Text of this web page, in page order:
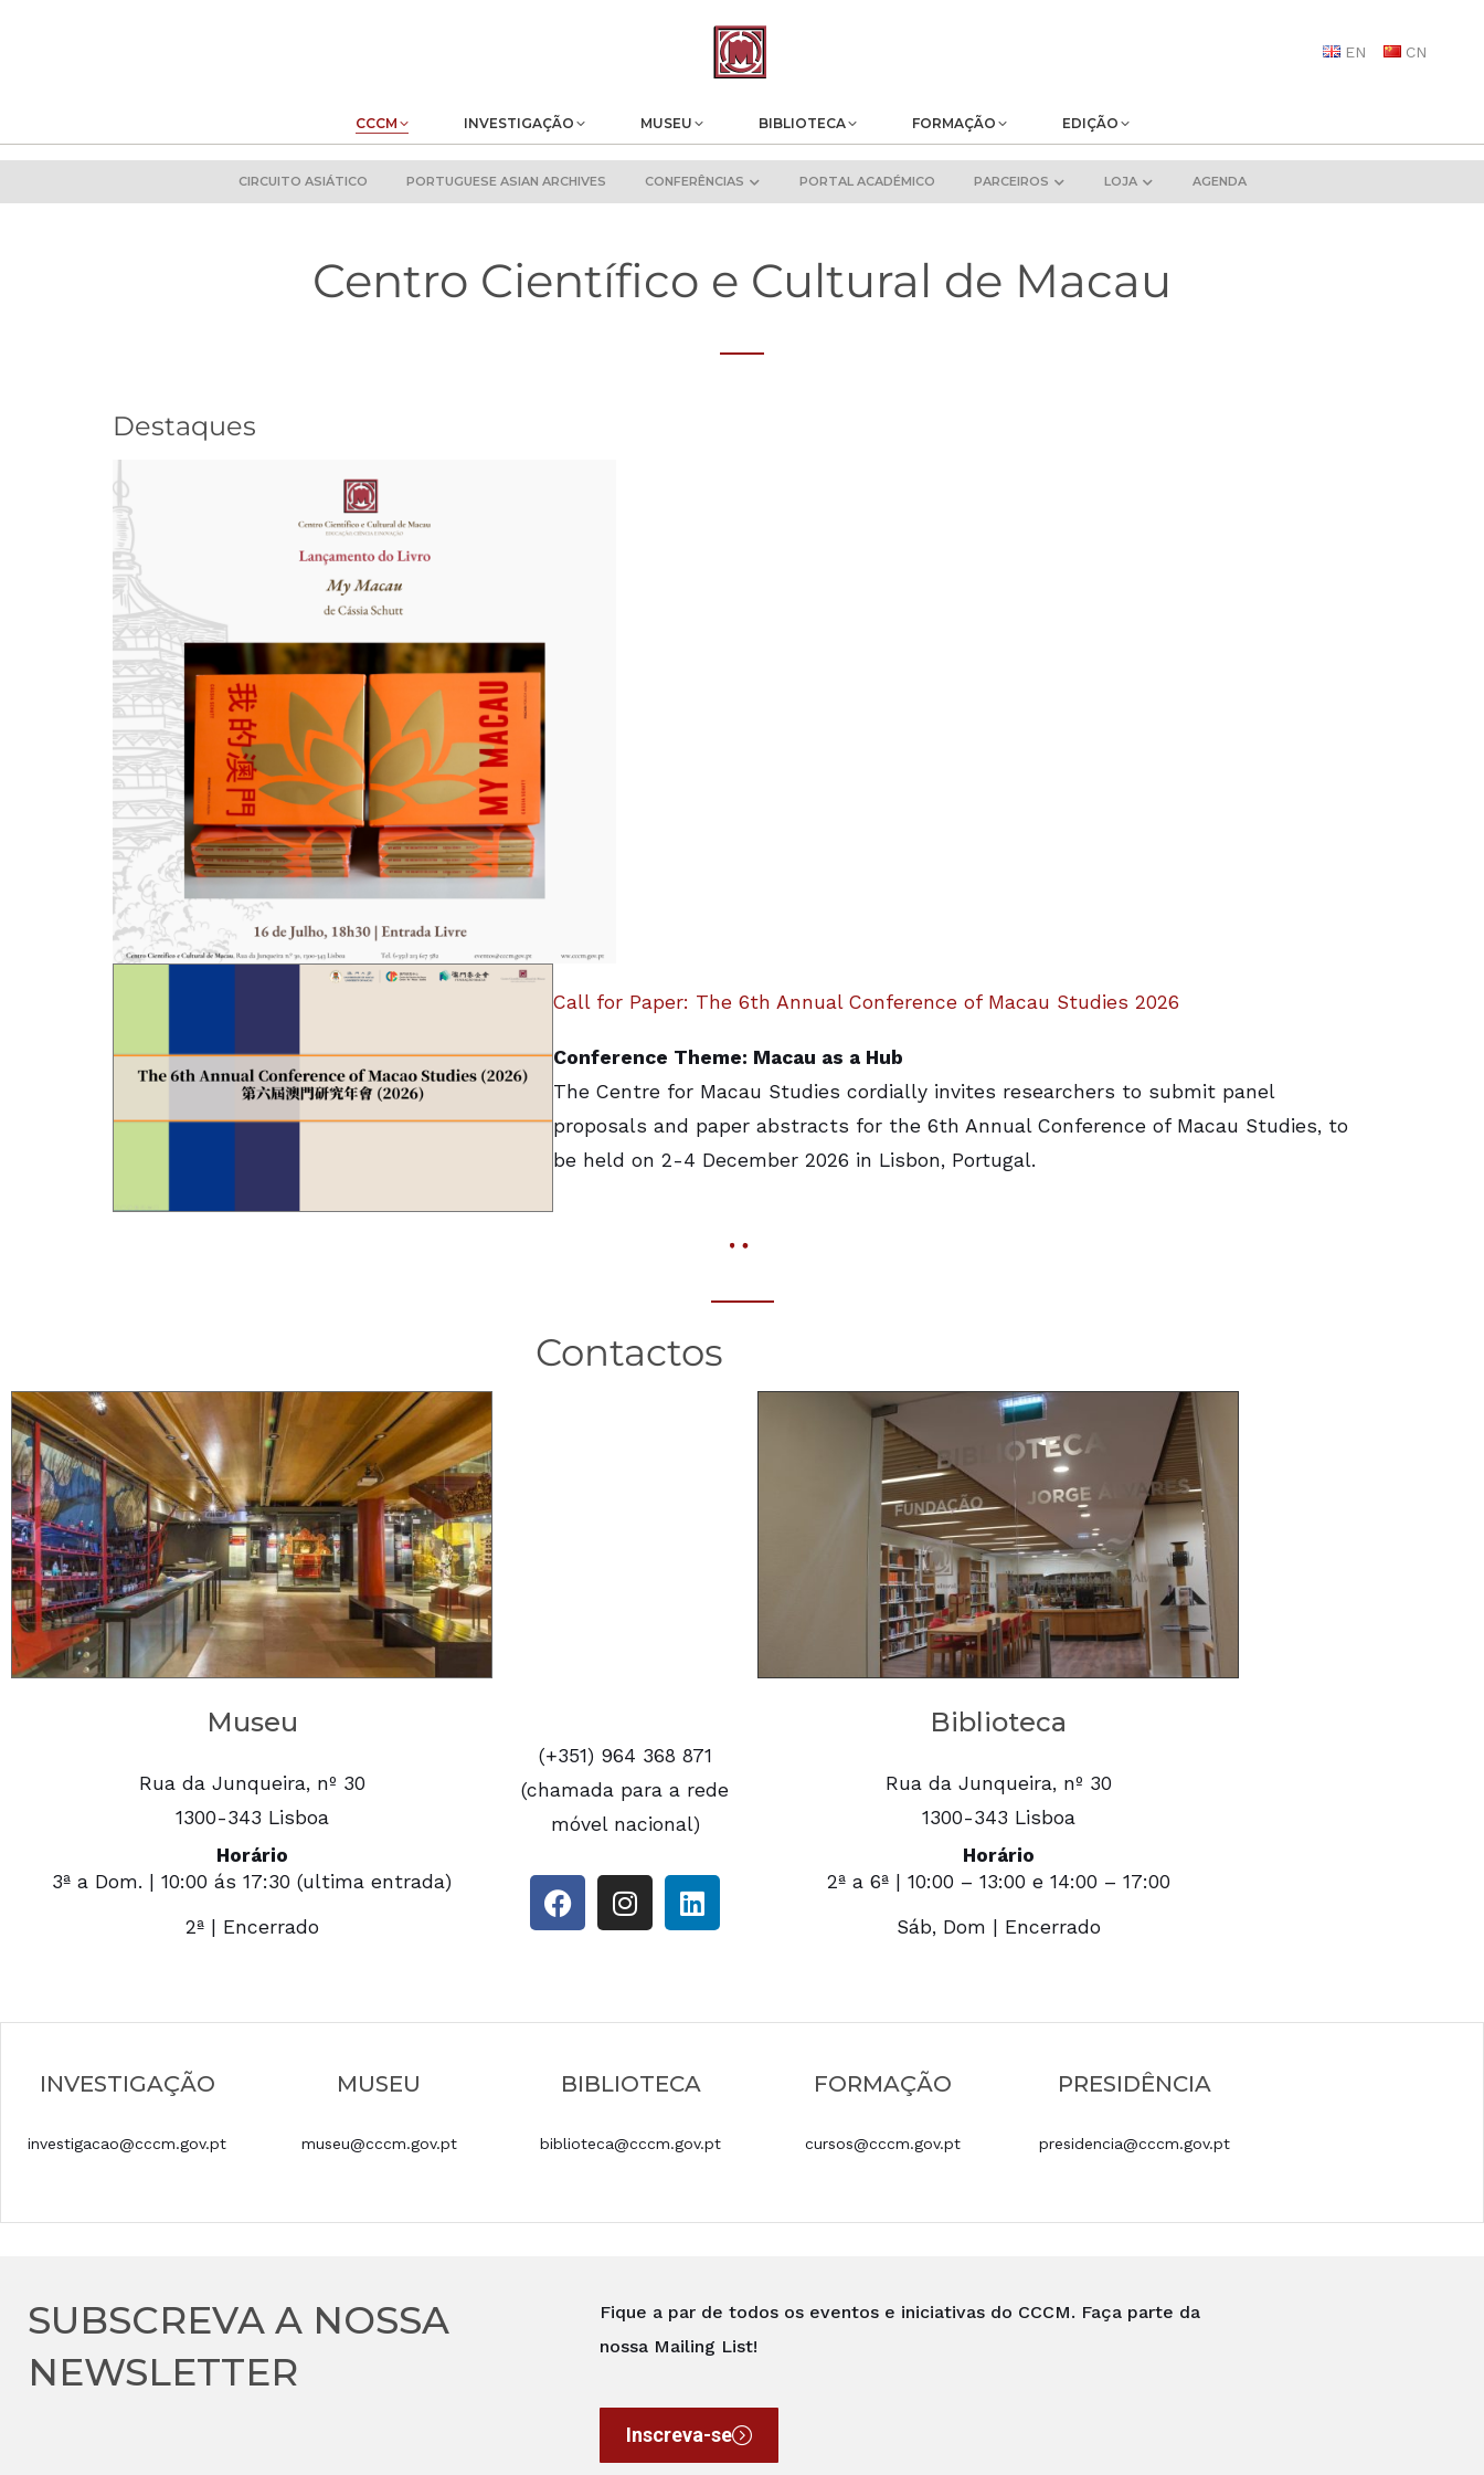
EN CN
CCCM INVESTIGAÇÃO MUSEU BIBLIOTECA FORMAÇÃO EDIÇÃO
CIRCUITO ASIÁTICO PORTUGUESE ASIAN ARCHIVES CONFERÊNCIAS PORTAL ACADÉMICO PARCEIROS LOJA AGENDA
Centro Científico e Cultural de Macau
Destaques
Call for Paper: The 6th Annual Conference of Macau Studies 2026
Conference Theme: Macau as a Hub
The Centre for Macau Studies cordially invites researchers to submit panel
proposals and paper abstracts for the 6th Annual Conference of Macau Studies, to
be held on 2-4 December 2026 in Lisbon, Portugal.
Contactos
Museu
Rua da Junqueira, nº 30
1300-343 Lisboa
Horário
3ª a Dom. | 10:00 ás 17:30 (ultima entrada)
2ª | Encerrado
(+351) 964 368 871
(chamada para a rede
móvel nacional)
Biblioteca
Rua da Junqueira, nº 30
1300-343 Lisboa
Horário
2ª a 6ª | 10:00 – 13:00 e 14:00 – 17:00
Sáb, Dom | Encerrado
INVESTIGAÇÃO
investigacao@cccm.gov.pt
MUSEU
museu@cccm.gov.pt
BIBLIOTECA
biblioteca@cccm.gov.pt
FORMAÇÃO
cursos@cccm.gov.pt
PRESIDÊNCIA
presidencia@cccm.gov.pt
SUBSCREVA A NOSSA
NEWSLETTER
Fique a par de todos os eventos e iniciativas do CCCM. Faça parte da
nossa Mailing List!
Inscreva-se